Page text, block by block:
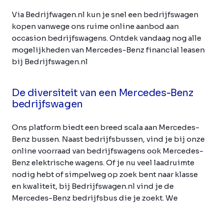
Via Bedrijfwagen.nl kun je snel een bedrijfswagen
kopen vanwege ons ruime online aanbod aan
occasion bedrijfswagens. Ontdek vandaag nog alle
mogelijkheden van Mercedes-Benz financial leasen
bij Bedrijfswagen.nl
De diversiteit van een Mercedes-Benz
bedrijfswagen
Ons platform biedt een breed scala aan Mercedes-
Benz bussen. Naast bedrijfsbussen, vind je bij onze
online voorraad van bedrijfswagens ook Mercedes-
Benz elektrische wagens. Of je nu veel laadruimte
nodig hebt of simpelweg op zoek bent naar klasse
en kwaliteit, bij Bedrijfswagen.nl vind je de
Mercedes-Benz bedrijfsbus die je zoekt. We